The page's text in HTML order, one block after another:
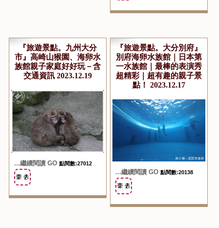
『旅遊景點。九州大分
市』高崎山猴園、海卵水
族館親子家庭好好玩－含
交通資訊 2023.12.19
...繼續閱讀 GO 點閱數:27012
『旅遊景點。大分別府』
別府海卵水族館｜日本第
一水族館｜最棒的表演秀
超精彩｜超有趣的親子景
點！ 2023.12.17
...繼續閱讀 GO 點閱數:20138